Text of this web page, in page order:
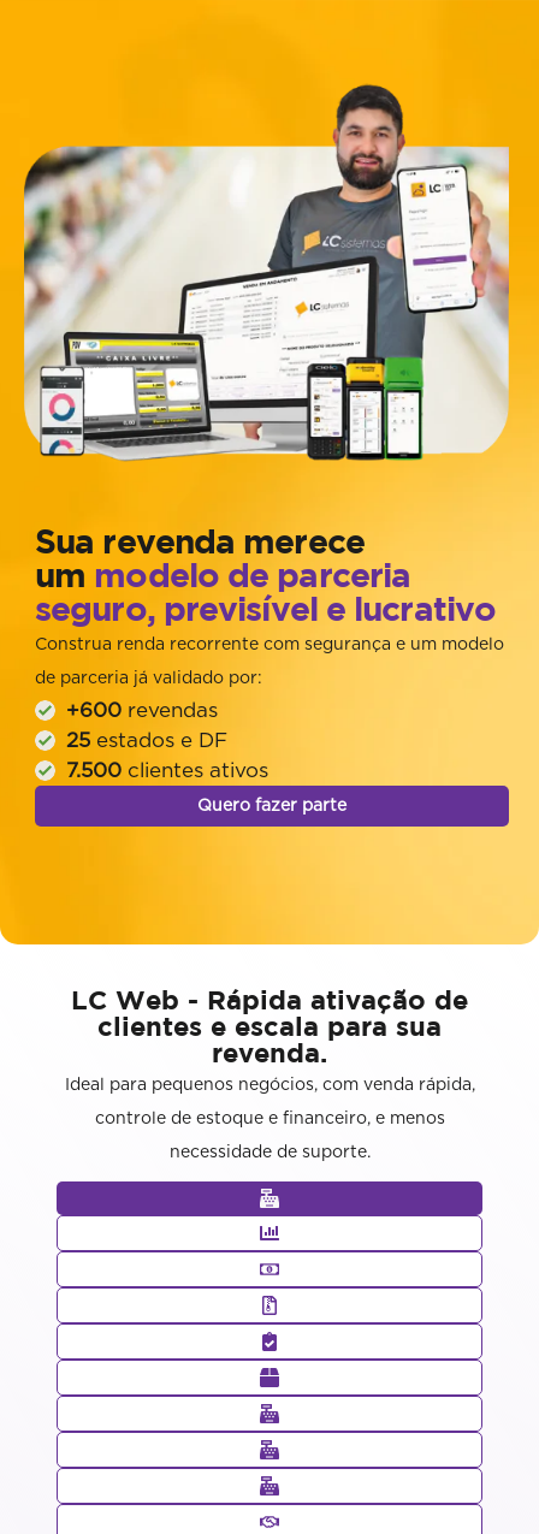
Sua revenda merece
um modelo de parceria
seguro, previsível e lucrativo
Construa renda recorrente com segurança e um modelo
de parceria já validado por:
+600 revendas
25 estados e DF
7.500 clientes ativos
Quero fazer parte
LC Web - Rápida ativação de
clientes e escala para sua
revenda.
Ideal para pequenos negócios, com venda rápida,
controle de estoque e financeiro, e menos
necessidade de suporte.